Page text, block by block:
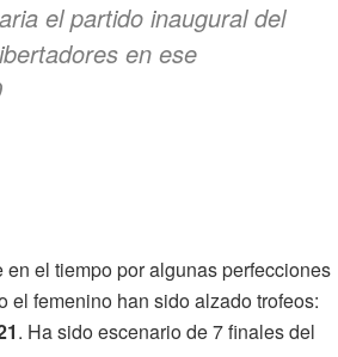
el partido inaugural del
en ese
el tiempo por algunas perfecciones
femenino han sido alzado trofeos:
. Ha sido escenario de 7 finales del